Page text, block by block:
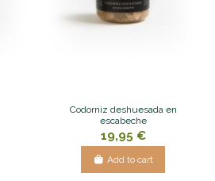
Codorniz deshuesada en
escabeche
19,95 €
Add to cart